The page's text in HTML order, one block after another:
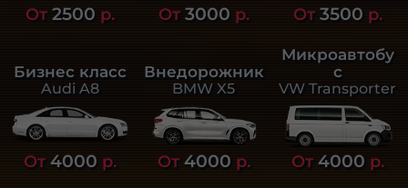
От2500 р. От 3000 р. От 3500 р.
Бизнес класс
Audi A8
От4000 р.
Внедорожник
BMW X5
От 4000 р.
Микроавтобу
с
VW Transporter
От 4000 р.